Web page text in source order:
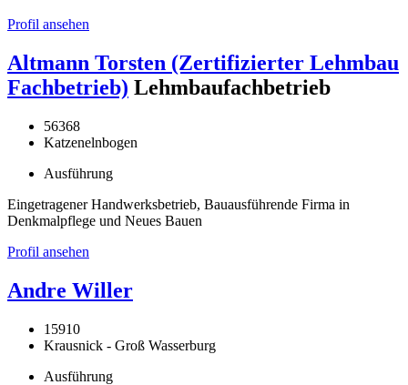
Profil ansehen
Altmann Torsten (Zertifizierter Lehmbau
Fachbetrieb) Lehmbaufachbetrieb
56368
Katzenelnbogen
Ausführung
Eingetragener Handwerksbetrieb, Bauausführende Firma in
Denkmalpflege und Neues Bauen
Profil ansehen
Andre Willer
15910
Krausnick - Groß Wasserburg
Ausführung